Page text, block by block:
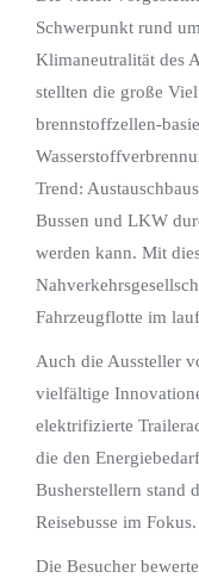
Schwerpunkt rund
Klimaneutralität des
stellten die große
brennstoffzellen-
Trend:
Bussen und LKW
werden kann. Mit
Fahrzeugflotte im
Auch die Aussteller
vielfältige
elektrifizierte
die den
Busherstellern stand
Reisebusse im Fokus.
Die Besucher